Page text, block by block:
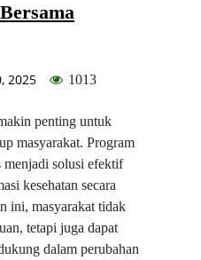
2025 1013
penting untuk
masyarakat. Program
menjadi solusi efektif
kesehatan secara
ini, masyarakat tidak
tetapi juga dapat
dalam perubahan